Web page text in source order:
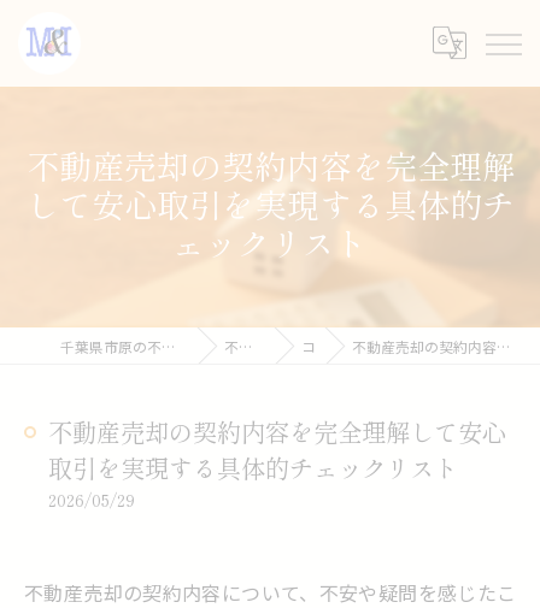
不動産売却の契約内容を完全理解
して安心取引を実現する具体的チ
ェックリスト
千葉県市原の不動産売却なら株式会社Ｍ＆Ｉコーポレーション 不動産お役立ち情報 コラム 不動産売却の契約内容を完全理解して安心取引を実現する具体的チェックリスト
不動産売却の契約内容を完全理解して安心
取引を実現する具体的チェックリスト
2026/05/29
不動産売却の契約内容について、不安や疑問を感じたこ